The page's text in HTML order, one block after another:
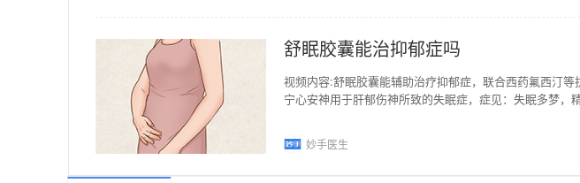
舒眠胶囊能治抑郁症吗
视频内容:舒眠胶囊能辅助治疗抑郁症，联合西药氟西汀等
宁心安神用于肝郁伤神所致的失眠症，症见：失眠多梦，
妙手医生